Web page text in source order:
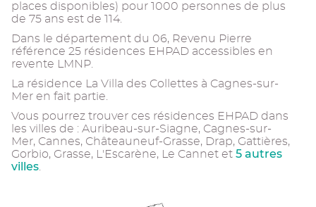
places disponibles) pour 1000 personnes de plus
de 75 ans est de 114.
Dans le département du 06, Revenu Pierre
référence 25 résidences EHPAD accessibles en
revente LMNP.
La résidence La Villa des Collettes à Cagnes-sur-
Mer en fait partie.
Vous pourrez trouver ces résidences EHPAD dans
les villes de : Auribeau-sur-Siagne, Cagnes-sur-
Mer, Cannes, Châteauneuf-Grasse, Drap, Gattières,
Gorbio, Grasse, L'Escarène, Le Cannet et 5 autres
villes